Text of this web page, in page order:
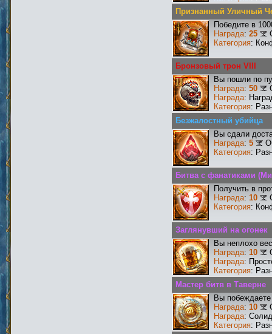
Признанный Уличный
Победите в
Награда: 25
Категория:
Бронзовый трон VIII
Вы пошли по
Награда: 50
Награда:
Категория:
Безжалостный убийца
Вы сдали
Награда: 5
Категория:
Битва с фанатиками
Получить в
Награда: 10
Категория:
Заглянувший на огонек
Вы неплохо
Награда: 10
Награда:
Категория:
Мастер битв в Таверне
Вы
Награда: 10
Награда:
Категория: